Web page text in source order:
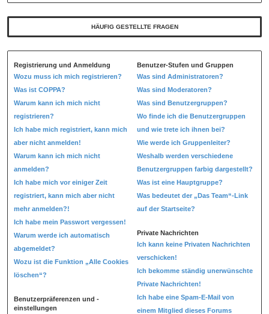
HÄUFIG GESTELLTE FRAGEN
Registrierung und Anmeldung
Wozu muss ich mich registrieren?
Was ist COPPA?
Warum kann ich mich nicht
registrieren?
Ich habe mich registriert, kann mich
aber nicht anmelden!
Warum kann ich mich nicht
anmelden?
Ich habe mich vor einiger Zeit
registriert, kann mich aber nicht
mehr anmelden?!
Ich habe mein Passwort vergessen!
Warum werde ich automatisch
abgemeldet?
Wozu ist die Funktion „Alle Cookies
löschen“?
Benutzerpräferenzen und -
einstellungen
Benutzer-Stufen und Gruppen
Was sind Administratoren?
Was sind Moderatoren?
Was sind Benutzergruppen?
Wo finde ich die Benutzergruppen
und wie trete ich ihnen bei?
Wie werde ich Gruppenleiter?
Weshalb werden verschiedene
Benutzergruppen farbig dargestellt?
Was ist eine Hauptgruppe?
Was bedeutet der „Das Team“-Link
auf der Startseite?
Private Nachrichten
Ich kann keine Privaten Nachrichten
verschicken!
Ich bekomme ständig unerwünschte
Private Nachrichten!
Ich habe eine Spam-E-Mail von
einem Mitglied dieses Forums